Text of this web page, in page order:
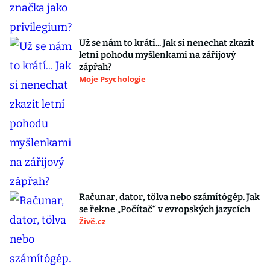
Už se nám to krátí... Jak si nenechat zkazit
letní pohodu myšlenkami na zářijový
zápřah?
Moje Psychologie
Računar, dator, tölva nebo számítógép. Jak
se řekne „Počítač“ v evropských jazycích
Živě.cz